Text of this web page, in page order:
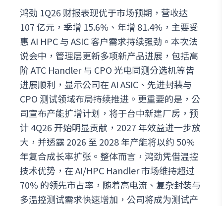
鸿劲 1Q26 财报表现优于市场预期，营收达
107 亿元，季增 15.6%、年增 81.4%，主要受
惠 AI HPC 与 ASIC 客户需求持续强劲。本次法
说会中，管理层更新多项新产品进展，包括高
阶 ATC Handler 与 CPO 光电同测分选机等皆
进展顺利，显示公司在 AI ASIC、先进封装与
CPO 测试领域布局持续推进。更重要的是，公
司宣布产能扩增计划，将于台中新建厂房，预
计 4Q26 开始明显贡献，2027 年效益进一步放
大，并透露 2026 至 2028 年产能将以约 50%
年复合成长率扩张。整体而言，鸿劲凭借温控
技术优势，在 AI/HPC Handler 市场维持超过
70% 的领先市占率，随着高电流、复杂封装与
多温控测试需求快速增加，公司将成为测试产